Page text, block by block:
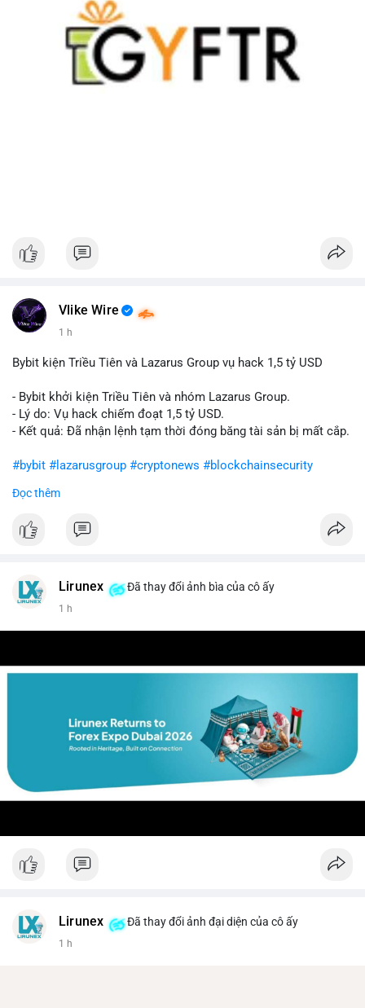
Vlike Wire
1 h
Bybit kiện Triều Tiên và Lazarus Group vụ hack 1,5 tỷ USD
- Bybit khởi kiện Triều Tiên và nhóm Lazarus Group.
- Lý do: Vụ hack chiếm đoạt 1,5 tỷ USD.
- Kết quả: Đã nhận lệnh tạm thời đóng băng tài sản bị mất cắp.
#bybit #lazarusgroup #cryptonews #blockchainsecurity
$btc $eth
#vlikevn #titanbot
Đọc thêm
Lirunex Đã thay đổi ảnh bìa của cô ấy
1 h
Lirunex Đã thay đổi ảnh đại diện của cô ấy
1 h